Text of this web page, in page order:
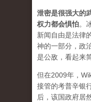
泄密是很强大的
权力都会惧怕。
新闻自由是法律
神的一部分，政
是公敌，看起来
但在2009年，
接管的考普辛银
后，该国政府居